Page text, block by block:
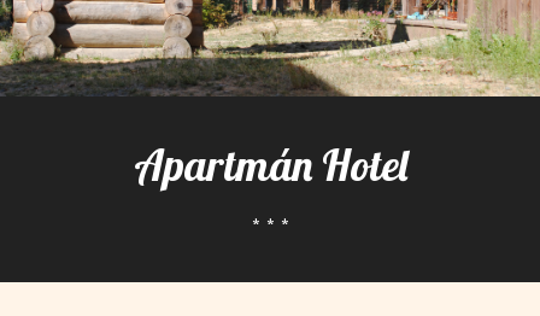
Apartmán Hotel
* * *